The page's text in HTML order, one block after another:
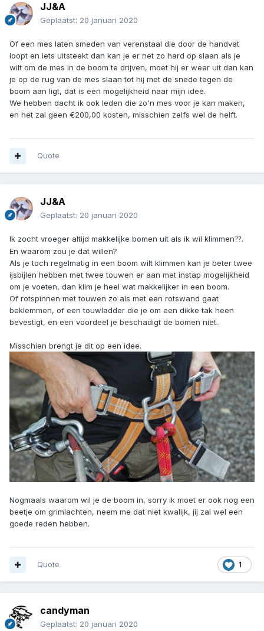
JJ&A
Geplaatst: 20 januari 2020
Of een mes laten smeden van verenstaal die door de handvat
loopt en iets uitsteekt dan kan je er net zo hard op slaan als je
wilt om de mes in de boom te drijven, moet hij er weer uit dan kan
je op de rug van de mes slaan tot hij met de snede tegen de
boom aan ligt, dat is een mogelijkheid naar mijn idee.
We hebben dacht ik ook leden die zo'n mes voor je kan maken,
en het zal geen €200,00 kosten, misschien zelfs wel de helft.
Quote
JJ&A
Geplaatst: 20 januari 2020
Ik zocht vroeger altijd makkelijke bomen uit als ik wil klimmen??.
En waarom zou je dat willen?
Als je toch regelmatig in een boom wilt klimmen kan je beter twee
ijsbijlen hebben met twee touwen er aan met instap mogelijkheid
om je voeten, dan klim je heel wat makkelijker in een boom.
Of rotspinnen met touwen zo als met een rotswand gaat
beklemmen, of een touwladder die je om een dikke tak heen
bevestigt, en een voordeel je beschadigt de bomen niet..
Misschien brengt je dit op een idee.
Nogmaals waarom wil je de boom in, sorry ik moet er ook nog een
beetje om grimlachten, neem me dat niet kwalijk, jij zal wel een
goede reden hebben.
1
Quote
candyman
Geplaatst: 20 januari 2020